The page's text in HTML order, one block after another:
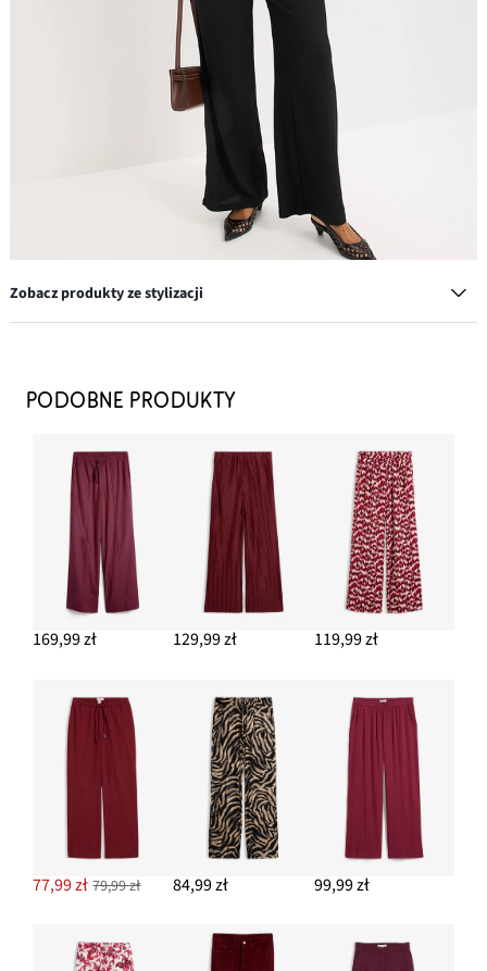
Zobacz produkty ze stylizacji
64,99 zł
Spodnie z dżerseju
84,99 zł
DODAJ DO KOSZYKA
Kolczyki kółka
64,99 zł
54,99 zł
DODAJ DO KOSZYKA
PODOBNE PRODUKTY
169,99 zł 129,99 zł 119,99 zł
77,99 zł 79,99 zł 84,99 zł 99,99 zł